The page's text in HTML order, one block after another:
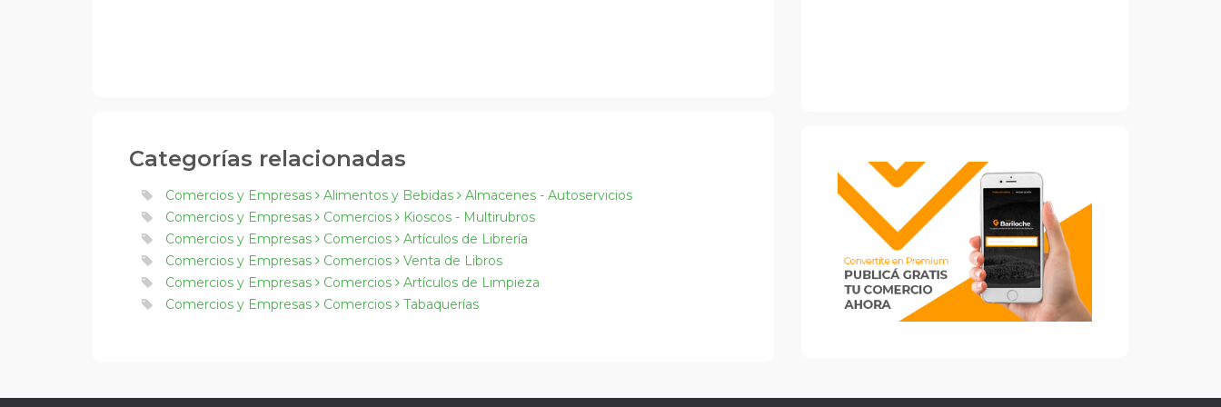
Categorías relacionadas
Comercios y Empresas Alimentos y Bebidas
Almacenes - Autoservicios
Comercios y Empresas
Comercios
Kioscos - Multirubros
Comercios y Empresas
Comercios
Artículos de Librería
Comercios y Empresas
Comercios
Venta de Libros
Comercios y Empresas
Comercios
Artículos de Limpieza
Comercios y Empresas
Comercios Tabaquerías